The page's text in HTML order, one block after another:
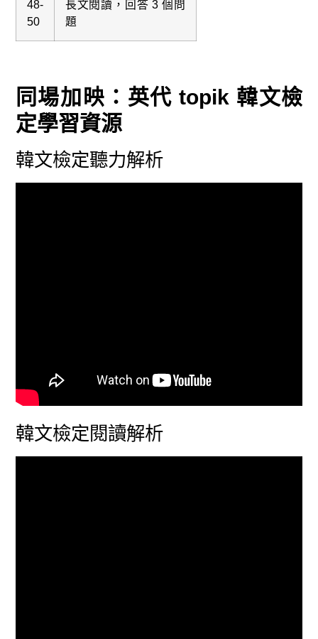
48-
50
長文閱讀，回答 3 個問
題
同場加映：英代 topik 韓文檢
定學習資源
韓文檢定聽力解析
韓文檢定閱讀解析